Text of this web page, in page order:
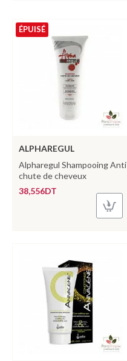
ÉPUISÉ
ALPHAREGUL
Alpharegul Shampooing Anti
chute de cheveux
38,556DT